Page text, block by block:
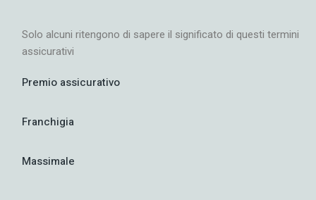
Solo alcuni ritengono di sapere il significato di questi termini
assicurativi
Premio assicurativo
Franchigia
Massimale